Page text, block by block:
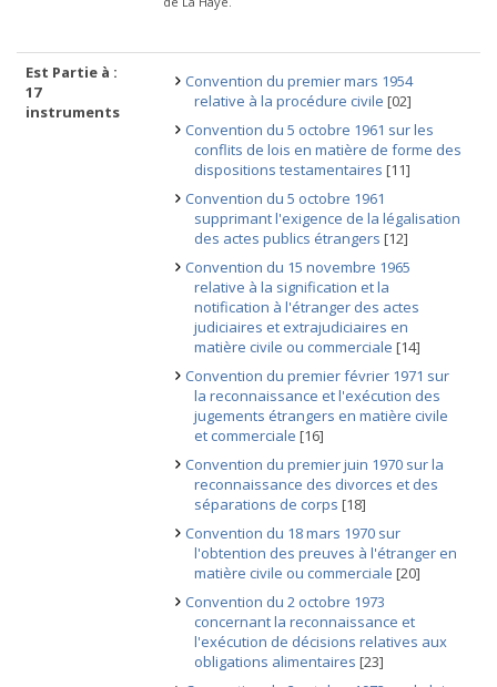
Est Partie à :
17
instruments
Convention du premier mars 1954
relative à la procédure civile [02]
Convention du 5 octobre 1961 sur les
conflits de lois en matière de forme des
dispositions testamentaires [11]
Convention du 5 octobre 1961
supprimant l'exigence de la légalisation
des actes publics étrangers [12]
Convention du 15 novembre 1965
relative à la signification et la
notification à l'étranger des actes
judiciaires et extrajudiciaires en
matière civile ou commerciale [14]
Convention du premier février 1971 sur
la reconnaissance et l'exécution des
jugements étrangers en matière civile
et commerciale [16]
Convention du premier juin 1970 sur la
reconnaissance des divorces et des
séparations de corps [18]
Convention du 18 mars 1970 sur
l'obtention des preuves à l'étranger en
matière civile ou commerciale [20]
Convention du 2 octobre 1973
concernant la reconnaissance et
l'exécution de décisions relatives aux
obligations alimentaires [23]